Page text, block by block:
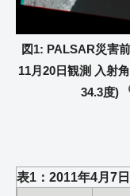
図1: PALSAR災害
11月20日観測 入射
34.3度)
表1：2011年4月7